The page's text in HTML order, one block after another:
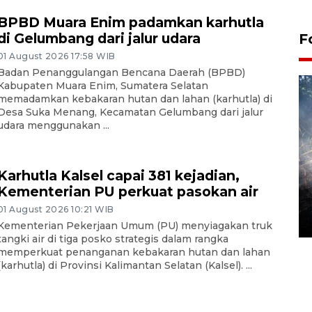
Muara Enim padamkan karhutla
Gelumbang dari jalur udara
August 2026 17:58 WIB
Penanggulangan Bencana Daerah (BPBD)
Muara Enim, Sumatera Selatan
kebakaran hutan dan lahan (karhutla) di
Suka Menang, Kecamatan Gelumbang dari jalur
menggunakan ...
Kalsel capai 381 kejadian,
PU perkuat pasokan air
August 2026 10:21 WIB
Pekerjaan Umum (PU) menyiagakan truk
air di tiga posko strategis dalam rangka
penanganan kebakaran hutan dan lahan
di Provinsi Kalimantan Selatan (Kalsel). ...
Alokasi anggaran untuk bibit
kopi arabika Gayo
15 June 2026 11:15 WIB